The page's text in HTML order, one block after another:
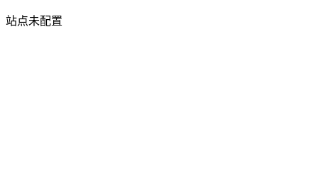
站点未配置